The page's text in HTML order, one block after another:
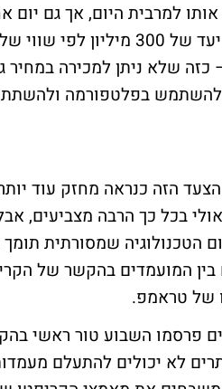
למרבית היום, אך גם
שלא ניתן למכירה במחיר
להשתמש בפלטפורמה
הזה כנראה מחזק עוד
בכל כך הרבה מצביעים,
הטכנולוגיה שמסורתית
המועמדים בהקשר של
של טראמפ.
פרסמו השבוע טור ראשי
לא יכולים להתעלם